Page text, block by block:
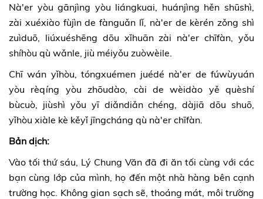
Nà'er yòu gānjìng yòu liángkuai, huánjìng hěn shūshì,
zài xuéxiào fùjìn de fànguǎn lǐ, nà'er de kèrén zǒng shì
zuìduō, liúxuéshēng dōu xǐhuān zài nà'er chīfàn, yǒu
shíhòu qù wǎnle, jiù méiyǒu zuòwèile.
Chī wán yǐhòu, tóngxuémen juédé nà'er de fúwùyuán
yòu rèqíng yòu zhōudào, cài de wèidào yě quèshí
bùcuò, jiùshì yǒu yī diǎndiǎn chéng, dàjiā dōu shuō,
yǐhòu xiàle kè kěyǐ jīngcháng qù nà'er chīfàn.
Bản dịch:
Vào tối thứ sáu, Lý Chung Văn đã đi ăn tối cùng với các
bạn cùng lớp của mình, họ đến một nhà hàng bên cạnh
trường học. Không gian sạch sẽ, thoáng mát, môi trường